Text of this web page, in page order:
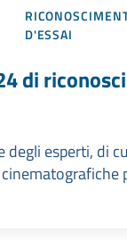
D'ESSAI
di
esperti, di